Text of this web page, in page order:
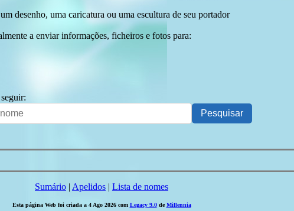
desenho, uma caricatura ou uma escultura de seu portador
a enviar informações, ficheiros e fotos para:
Sumário | Apelidos | Lista de nomes
Esta página Web foi criada a 4 Ago 2026 com Legacy 9.0deMillennia